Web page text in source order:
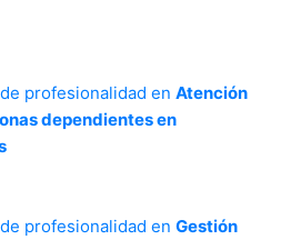
profesionalidad en Atención
dependientes en
profesionalidad en Gestión